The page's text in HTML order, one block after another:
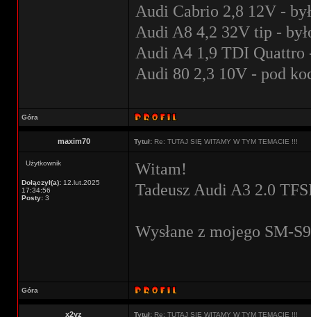
Audi Cabrio 2,8 12V -
Audi A8 4,2 32V tip -
Audi A4 1,9 TDI Quattro
Audi 80 2,3 10V - pod
Góra
maxim70 Tytuł: Re: TUTAJ SIĘ WITAMY W TYM TEMACIE !!!
Użytkownik
Dołączył(a): 12.lut.2025
17:34:56
Posty: 3
Witam!
Tadeusz Audi A3 2.0
Wysłane z mojego SM-
Góra
x2yz Tytuł: Re: TUTAJ SIĘ WITAMY W TYM TEMACIE !!!